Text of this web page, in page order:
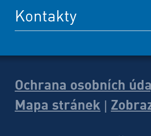
Kontakty
Ochrana osobních
Mapa stránek